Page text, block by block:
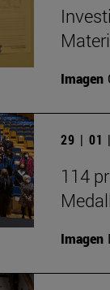
Imagen
29 | 01
114
Imagen